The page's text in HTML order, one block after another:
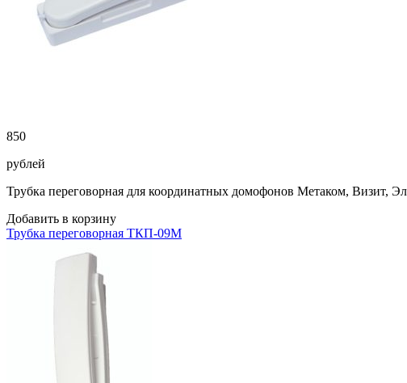
850
рублей
Трубка переговорная для координатных домофонов Метаком, Визит,
Добавить в корзину
Трубка переговорная ТКП-09М